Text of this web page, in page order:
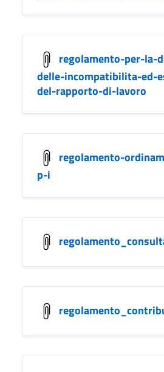
regolamento-per-la-
delle-incompatibilita-ed-
del-rapporto-di-lavoro
regolamento-
p-i